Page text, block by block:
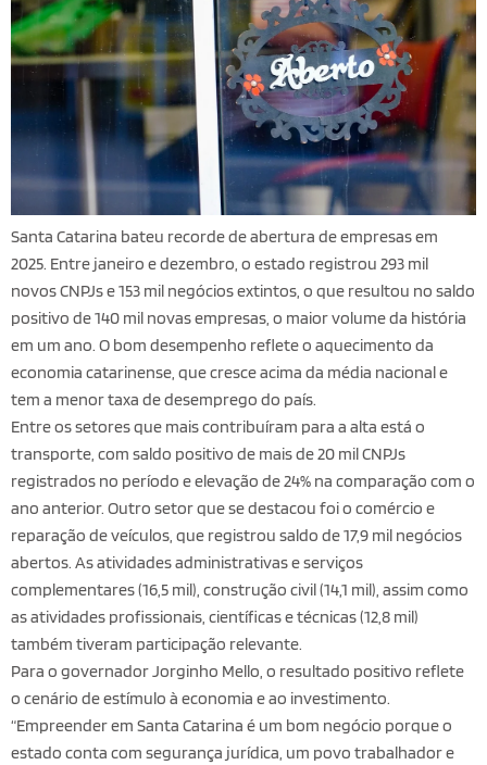
Santa Catarina bateu recorde de abertura de empresas em
2025. Entre janeiro e dezembro, o estado registrou 293 mil
novos CNPJs e 153 mil negócios extintos, o que resultou no saldo
positivo de 140 mil novas empresas, o maior volume da história
em um ano. O bom desempenho reflete o aquecimento da
economia catarinense, que cresce acima da média nacional e
tem a menor taxa de desemprego do país.
Entre os setores que mais contribuíram para a alta está o
transporte, com saldo positivo de mais de 20 mil CNPJs
registrados no período e elevação de 24% na comparação com o
ano anterior. Outro setor que se destacou foi o comércio e
reparação de veículos, que registrou saldo de 17,9 mil negócios
abertos. As atividades administrativas e serviços
complementares (16,5 mil), construção civil (14,1 mil), assim como
as atividades profissionais, científicas e técnicas (12,8 mil)
também tiveram participação relevante.
Para o governador Jorginho Mello, o resultado positivo reflete
o cenário de estímulo à economia e ao investimento.
“Empreender em Santa Catarina é um bom negócio porque o
estado conta com segurança jurídica, um povo trabalhador e